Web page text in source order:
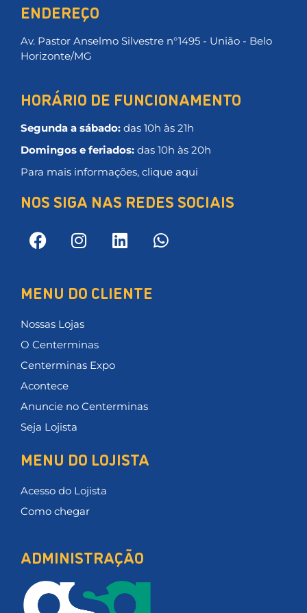
ENDEREÇO
Av. Pastor Anselmo Silvestre n°1495 - União - Belo
Horizonte/MG
HORÁRIO DE FUNCIONAMENTO
Segunda a sábado: das 10h às 21h
Domingos e feriados: das 10h às 20h
Para mais informações, clique aqui
NOS SIGA NAS REDES SOCIAIS
MENU DO CLIENTE
Nossas Lojas
O Centerminas
Centerminas Expo
Acontece
Anuncie no Centerminas
Seja Lojista
MENU DO LOJISTA
Acesso do Lojista
Como chegar
ADMINISTRAÇÃO